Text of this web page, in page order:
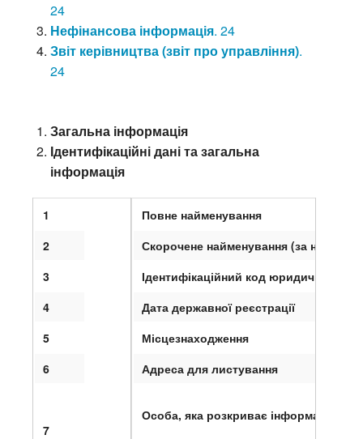
24
Нефінансова інформація. 24
Звіт керівництва (звіт про управління).
24
Загальна інформація
Ідентифікаційні дані та загальна
інформація
Повне найменування
Скорочене найменування (за
Ідентифікаційний код юридичної
Дата державної реєстрації
Місцезнаходження
Адреса для листування
Особа, яка розкриває інформацію
1
2
3
4
5
6
7